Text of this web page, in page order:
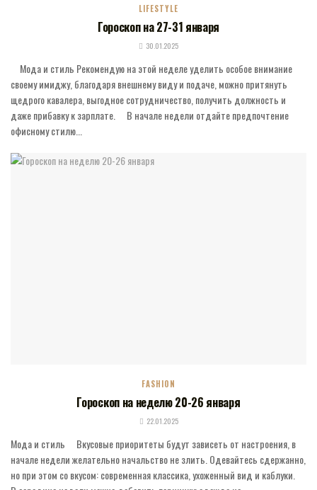
LIFESTYLE
Гороскоп на 27-31 января
30.01.2025
⠀ Мода и стиль Рекомендую на этой неделе уделить особое внимание
своему имиджу, благодаря внешнему виду и подаче, можно притянуть
щедрого кавалера, выгодное сотрудничество, получить должность и
даже прибавку к зарплате. ⠀ В начале недели отдайте предпочтение
офисному стилю...
FASHION
Гороскоп на неделю 20-26 января
22.01.2025
Мода и стиль ⠀ Вкусовые приоритеты будут зависеть от настроения, в
начале недели желательно начальство не злить. Одевайтесь сдержанно,
но при этом со вкусом: современная классика, ухоженный вид и каблуки. ⠀